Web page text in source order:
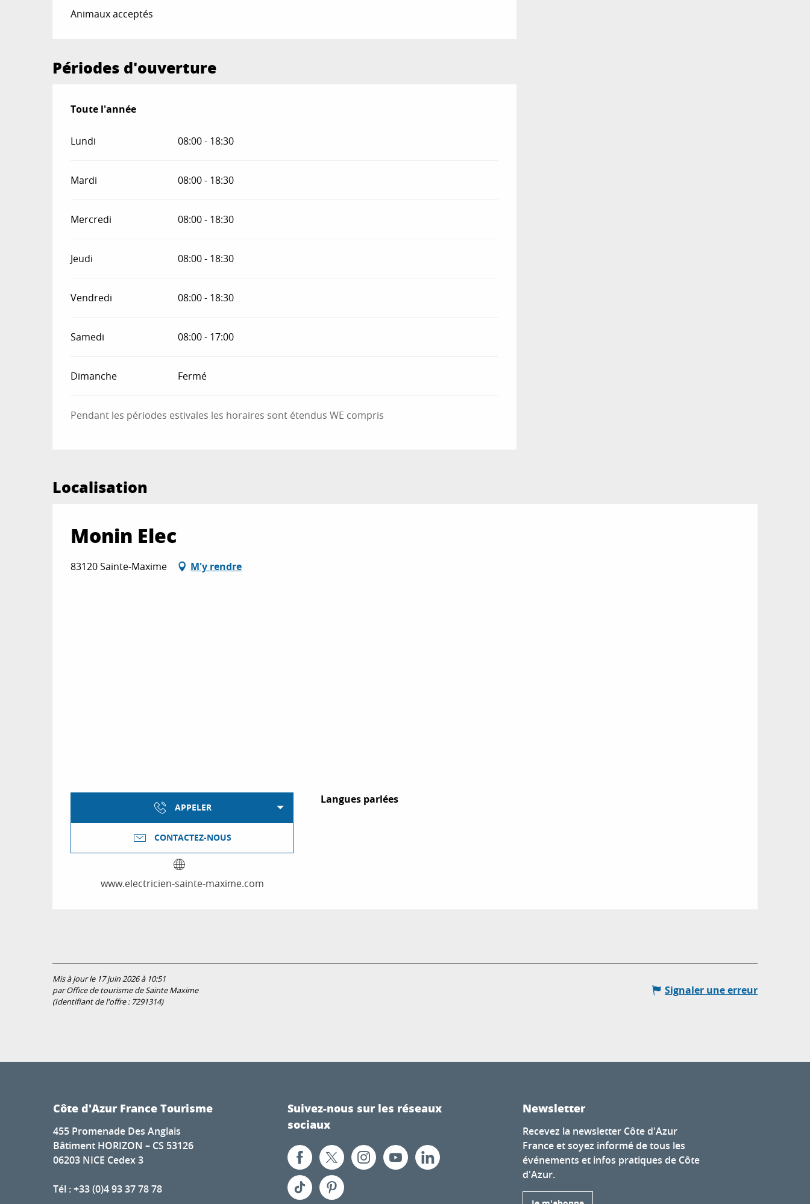
Animaux acceptés
Périodes d'ouverture
Toute l'année
Toute l'année
Lundi 08:00 - 18:30
Mardi 08:00 - 18:30
Mercredi 08:00 - 18:30
Jeudi 08:00 - 18:30
Vendredi 08:00 - 18:30
Samedi 08:00 - 17:00
Dimanche Fermé
Pendant les périodes estivales les horaires sont étendus WE compris
Localisation
Monin Elec
83120 Sainte-Maxime M'y rendre
APPELER
CONTACTEZ-NOUS
www.electricien-sainte-maxime.com
Langues parlées
Langues parlées
Mis à jour le 17 juin 2026 à 10:51
par Office de tourisme de Sainte Maxime
(Identifiant de l'offre : 7291314)
Signaler une erreur
Côte d'Azur France Tourisme
455 Promenade Des Anglais
Bâtiment HORIZON – CS 53126
06203 NICE Cedex 3
Tél : +33 (0)4 93 37 78 78
Suivez-nous sur les réseaux
sociaux
Newsletter
Recevez la newsletter Côte d'Azur
France et soyez informé de tous les
événements et infos pratiques de Côte
d'Azur.